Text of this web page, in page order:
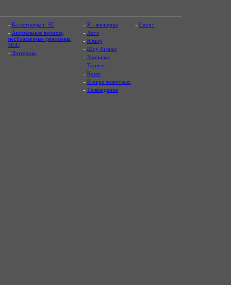
- Катастрофы и ЧС
- Аномальные явления,
необъяснимые феномены,
НЛО
- Эзотерика
- Я - женщина
- Авто
- Юмор
- Шоу-бизнес
- Здоровье
- Туризм
- Крым
- В мире животных
- Телевидение
-Спорт